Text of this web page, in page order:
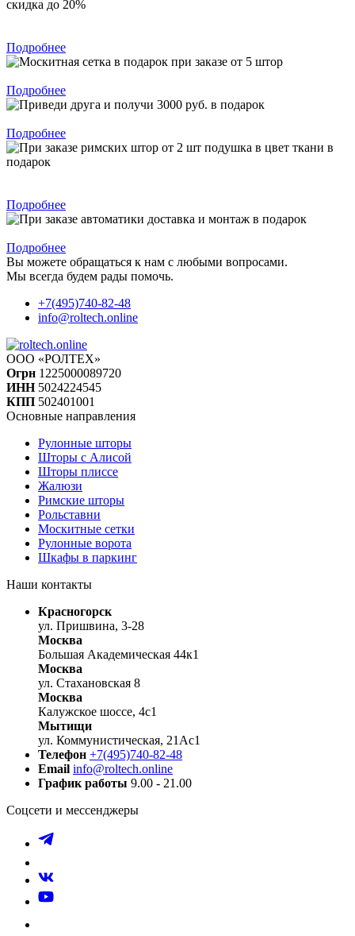
Подробнее
Подробнее
Подробнее
Подробнее
Подробнее
Вы можете обращаться к нам с любыми вопросами.
Мы всегда будем рады помочь.
+7(495)740-82-48
info@roltech.online
ООО «РОЛТЕХ»
Огрн 1225000089720
ИНН5024224545
КПП 502401001
Основные направления
Рулонные шторы
Шторы с Алисой
Шторы плиссе
Жалюзи
Римские шторы
Рольставни
Москитные сетки
Рулонные ворота
Шкафы в паркинг
Наши контакты
Красногорск
ул. Пришвина, 3-28
Москва
Большая Академическая 44к1
Москва
ул. Стахановская 8
Москва
Калужское шоссе, 4с1
Мытищи
ул. Коммунистическая, 21Ас1
Телефон +7(495)740-82-48
Email info@roltech.online
График работы 9.00 - 21.00
Соцсети и мессенджеры